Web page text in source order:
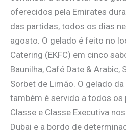
oferecidos pela Emirates
das partidas, todos os dias
agosto. O gelado é feito no
Catering (EKFC) em cinco
Baunilha, Café Date & Arabic,
Sorbet de Limão. O gelado
também é servido a todos os
Classe e Classe Executiva nos
Dubai e a bordo de